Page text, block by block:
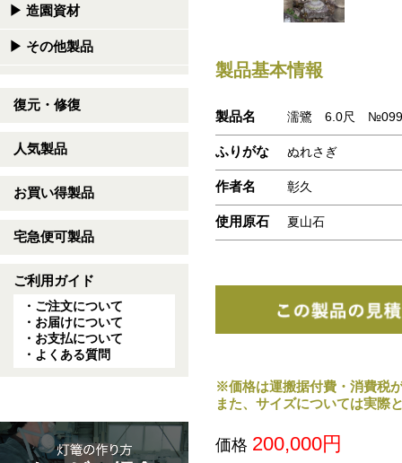
▶ 造園資材
▶ その他製品
復元・修復
人気製品
お買い得製品
宅急便可製品
ご利用ガイド
・ご注文について
・お届けについて
・お支払について
・よくある質問
製品基本情報
製品名 濡鷺 6.0尺 №099
ふりがな ぬれさぎ
作者名 彰久
使用原石 夏山石
※価格は運搬据付費・消費税
また、サイズについては実際
価格 200,000円